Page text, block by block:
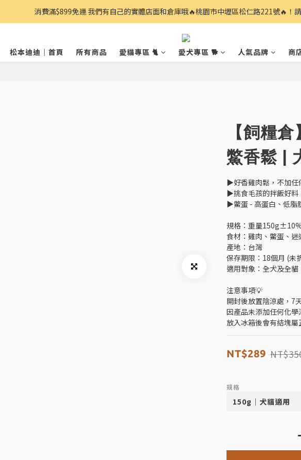
消費滿$899免運 我們有自己的實體店面和倉庫哦🔥桃園市中壢區松仁路221號🔥！
松本迪迪｜首頁 所有商品 愛貓專區 🐈 愛犬專區 🐕 人氣品牌 商
【飼糧
鱉香鬆 |
▶︎好香雞肉鬆，不加任
▶︎挑食毛孩的拌飯好料
▶︎鱉蛋 - 高蛋白、低脂
規格：重量
食材：雞肉、鱉蛋、迷
產地：台灣
保存期限：18個月 (未
適用對象：全犬及全
注意事項💡
開封後放置陰涼處，7
因產品未添加任何化
放入冰箱後會有結塊屬
NT$289
規格